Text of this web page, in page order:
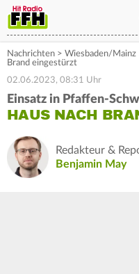
Nachrichten > Wiesbaden/Mainz
Brand eingestürzt
02.06.2023, 08:31 Uhr
Einsatz in Pfaffen-
HAUS NACH
Redakteur &
Benjamin May